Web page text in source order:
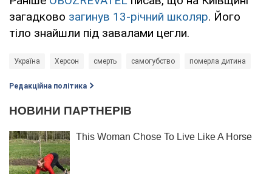
загадково загинув 13-річний школяр. Його
тіло знайшли під завалами цегли.
Україна Херсон смерть самогубство померла дитина
Редакційна політика